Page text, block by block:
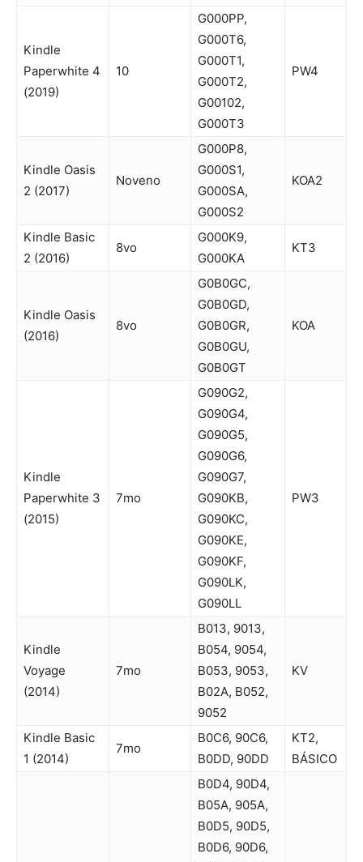
Kindle
Paperwhite 4
(2019)
10
G000PP,
G000T6,
G000T1,
G000T2,
G00102,
G000T3
PW4
Kindle Oasis
2 (2017)
Noveno
G000P8,
G000S1,
G000SA,
G000S2
KOA2
Kindle Basic
2 (2016)
8vo
G000K9,
G000KA
KT3
Kindle Oasis
(2016)
8vo
G0B0GC,
G0B0GD,
G0B0GR,
G0B0GU,
G0B0GT
KOA
Kindle
Paperwhite 3
(2015)
7mo
G090G2,
G090G4,
G090G5,
G090G6,
G090G7,
G090KB,
G090KC,
G090KE,
G090KF,
G090LK,
G090LL
PW3
Kindle
Voyage
(2014)
7mo
B013, 9013,
B054, 9054,
B053, 9053,
B02A, B052,
9052
KV
Kindle Basic
1 (2014)
7mo
B0C6, 90C6,
B0DD, 90DD
KT2,
BÁSICO
B0D4, 90D4,
B05A, 905A,
B0D5, 90D5,
B0D6, 90D6,